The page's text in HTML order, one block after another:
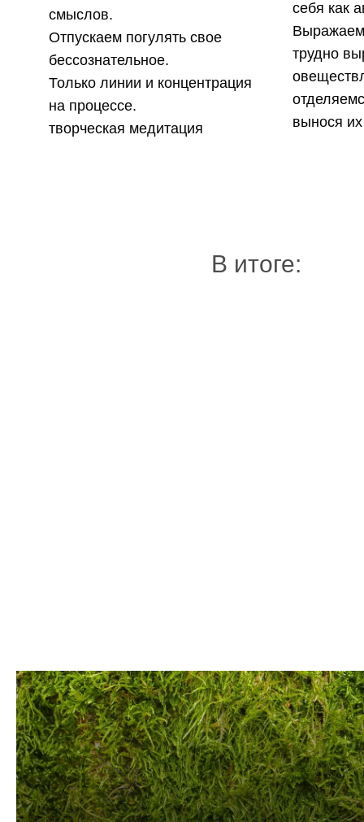
смыслов.
Отпускаем погулять свое
бессознательное.
Только линии и концентрация
на процессе.
творческая медитация
себя как
Выражаем
трудно
вынося
В итоге: